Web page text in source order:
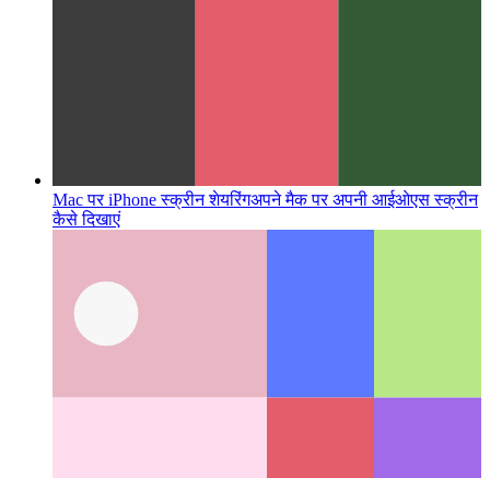
Mac पर iPhone स्क्रीन शेयरिंग